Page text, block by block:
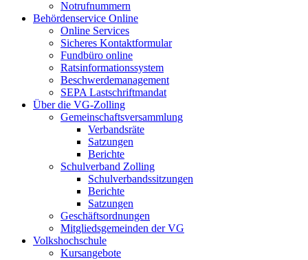
Notrufnummern
Behördenservice Online
Online Services
Sicheres Kontaktformular
Fundbüro online
Ratsinformationssystem
Beschwerdemanagement
SEPA Lastschriftmandat
Über die VG-Zolling
Gemeinschaftsversammlung
Verbandsräte
Satzungen
Berichte
Schulverband Zolling
Schulverbandssitzungen
Berichte
Satzungen
Geschäftsordnungen
Mitgliedsgemeinden der VG
Volkshochschule
Kursangebote